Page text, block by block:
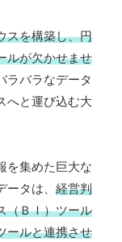
スを構築し、円
ルが欠かせませ
ラバラなデータ
へと運び込む大
を集めた巨大な
タは、 経営判
（ＢＩ）ツール
ールと連携させ